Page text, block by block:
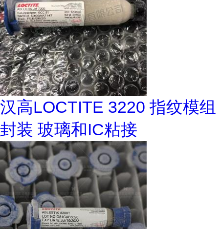
汉高LOCTITE 3220 指纹模组
封装 玻璃和IC粘接